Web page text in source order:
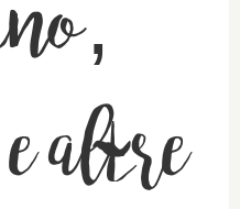
altre